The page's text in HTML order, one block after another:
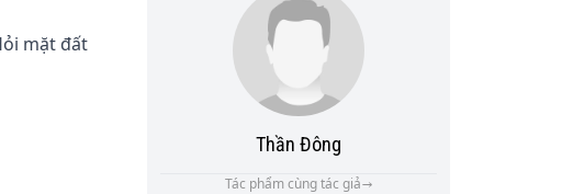
mặt đất
Thần Đông
Tác phẩm cùng tác giả